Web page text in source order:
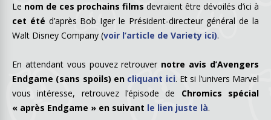
Le nom de ces prochains films devraient être dévoilés d’ici à
cet été d’après Bob Iger le Président-directeur général de la
Walt Disney Company (voir l’article de Variety ici).
En attendant vous pouvez retrouver notre avis d’Avengers
Endgame (sans spoils) en cliquant ici. Et si l’univers Marvel
vous intéresse, retrouvez l’épisode de Chromics spécial
« après Endgame » en suivant le lien juste là.